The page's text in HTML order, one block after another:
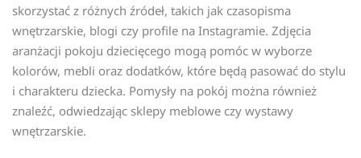
skorzystać z różnych źródeł, takich jak czasopisma
wnętrzarskie, blogi czy profile na Instagramie. Zdjęcia
aranżacji pokoju dziecięcego mogą pomóc w wyborze
kolorów, mebli oraz dodatków, które będą pasować do stylu
i charakteru dziecka. Pomysły na pokój można również
znaleźć, odwiedzając sklepy meblowe czy wystawy
wnętrzarskie.